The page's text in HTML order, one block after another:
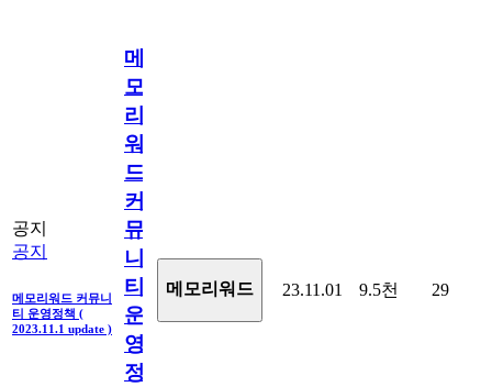
공지
공지
메모리워드 커뮤니
티 운영정책 (
2023.11.1 update )
메
모
리
워
드
커
뮤
니
티
운
영
정
메모리워드 23.11.01 9.5천 29